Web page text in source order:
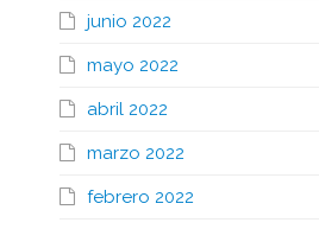
junio 2022
mayo 2022
abril 2022
marzo 2022
febrero 2022